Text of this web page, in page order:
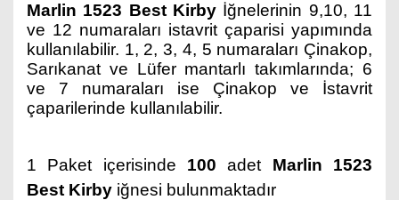
Marlin 1523 Best Kirby İğnelerinin 9,10, 11
ve 12 numaraları istavrit çaparisi yapımında
kullanılabilir. 1, 2, 3, 4, 5 numaraları Çinakop,
Sarıkanat ve Lüfer mantarlı takımlarında; 6
ve 7 numaraları ise Çinakop ve İstavrit
çaparilerinde kullanılabilir.
1 Paket içerisinde 100 adet Marlin 1523
Best Kirby iğnesi bulunmaktadır